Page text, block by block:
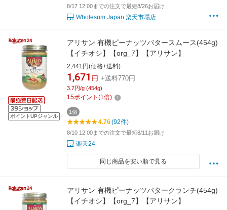
8/17 12:00までの注文で最短8/26お届け
Wholesum Japan 楽天市場店
ポイントUPジャンル
アリサン 有機ピーナッツバタースムース(454g)
【イチオシ】【org_7】【アリサン】
2,441円(価格+送料)
1,671 円 +送料770円
3.7円/g (454g)
15ポイント (1倍)
1個
4.76(92件)
8/10 12:00までの注文で最短8/11お届け
楽天24
同じ商品を安い順で見る
アリサン 有機ピーナッツバタークランチ(454g)
【イチオシ】【org_7】【アリサン】